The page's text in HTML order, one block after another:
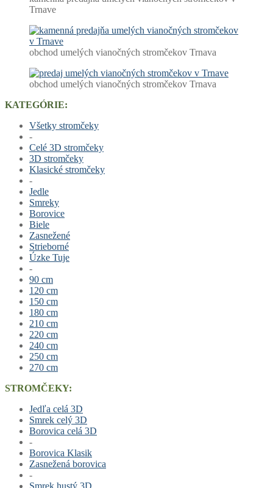
Trnave
obchod umelých vianočných stromčekov Trnava
obchod umelých vianočných stromčekov Trnava
KATEGÓRIE:
Všetky stromčeky
-
Celé 3D stromčeky
3D stromčeky
Klasické stromčeky
-
Jedle
Smreky
Borovice
Biele
Zasnežené
Strieborné
Úzke Tuje
-
90 cm
120 cm
150 cm
180 cm
210 cm
220 cm
240 cm
250 cm
270 cm
STROMČEKY:
Jedľa celá 3D
Smrek celý 3D
Borovica celá 3D
-
Borovica Klasik
Zasnežená borovica
-
Smrek hustý 3D